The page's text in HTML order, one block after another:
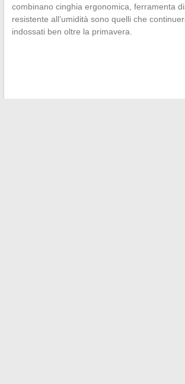
combinano cinghia ergonomica, ferramenta
resistente all’umidità sono quelli che
indossati ben oltre la primavera.